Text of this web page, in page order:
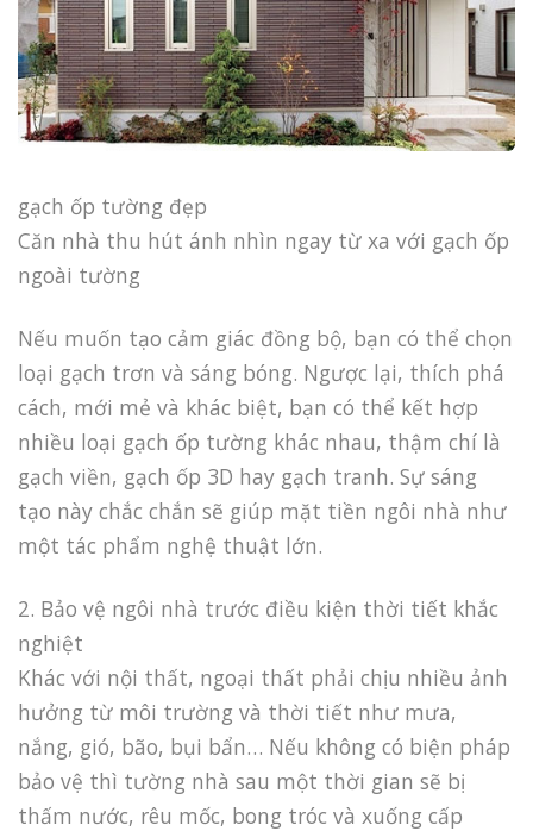
gạch ốp tường đẹp
Căn nhà thu hút ánh nhìn ngay từ xa với gạch ốp
ngoài tường
Nếu muốn tạo cảm giác đồng bộ, bạn có thể chọn
loại gạch trơn và sáng bóng. Ngược lại, thích phá
cách, mới mẻ và khác biệt, bạn có thể kết hợp
nhiều loại gạch ốp tường khác nhau, thậm chí là
gạch viền, gạch ốp 3D hay gạch tranh. Sự sáng
tạo này chắc chắn sẽ giúp mặt tiền ngôi nhà như
một tác phẩm nghệ thuật lớn.
2. Bảo vệ ngôi nhà trước điều kiện thời tiết khắc
nghiệt
Khác với nội thất, ngoại thất phải chịu nhiều ảnh
hưởng từ môi trường và thời tiết như mưa,
nắng, gió, bão, bụi bẩn… Nếu không có biện pháp
bảo vệ thì tường nhà sau một thời gian sẽ bị
thấm nước, rêu mốc, bong tróc và xuống cấp